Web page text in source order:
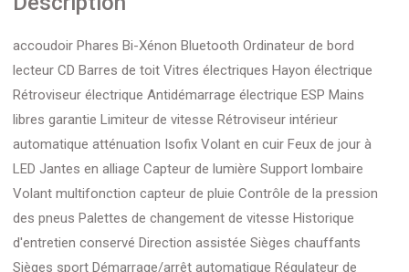
accoudoir Phares Bi-Xénon Bluetooth Ordinateur de bord
lecteur CD Barres de toit Vitres électriques Hayon électrique
Rétroviseur électrique Antidémarrage électrique ESP Mains
libres garantie Limiteur de vitesse Rétroviseur intérieur
automatique atténuation Isofix Volant en cuir Feux de jour à
LED Jantes en alliage Capteur de lumière Support lombaire
Volant multifonction capteur de pluie Contrôle de la pression
des pneus Palettes de changement de vitesse Historique
d'entretien conservé Direction assistée Sièges chauffants
Sièges sport Démarrage/arrêt automatique Régulateur de